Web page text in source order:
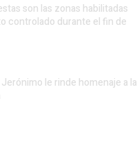
son las zonas habilitadas
controlado durante el fin de
le rinde homenaje a la